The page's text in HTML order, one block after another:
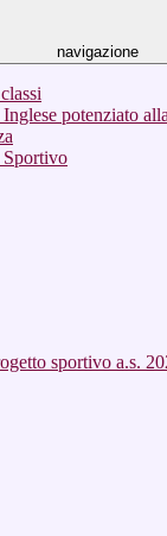
navigazione
potenziato
Sportivo
sportivo a.s.